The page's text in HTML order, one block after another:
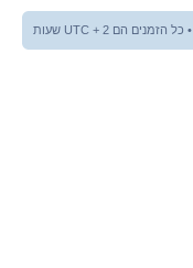
• כל הזמנים הם UTC + 2 שעות